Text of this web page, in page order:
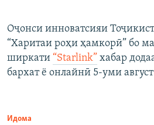
Оҷонси инноватсияи
“Харитаи роҳи ҳамкорӣ” бо
ширкати “Starlink” хабар
бархат ё онлайнӣ 5-уми
Идома